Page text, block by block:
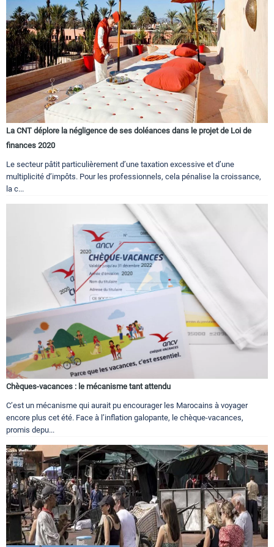
La CNT déplore la négligence de ses doléances dans le projet de Loi de
finances 2020
Le secteur pâtit particulièrement d’une taxation excessive et d’une
multiplicité d’impôts. Pour les professionnels, cela pénalise la croissance,
la c...
Chèques-vacances : le mécanisme tant attendu
C’est un mécanisme qui aurait pu encourager les Marocains à voyager
encore plus cet été. Face à l’inflation galopante, le chèque-vacances,
promis depu...